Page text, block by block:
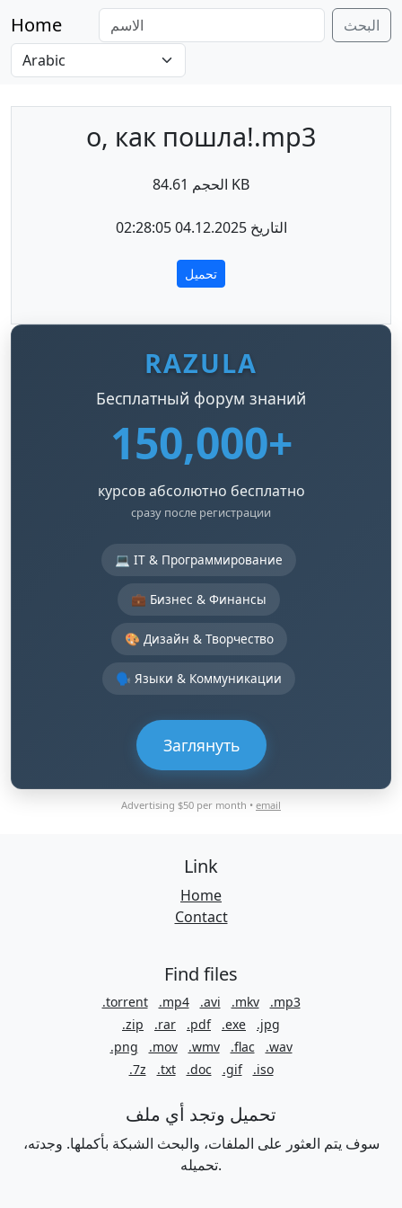
Home البحث
о, как пошла!.mp3
الحجم 84.61 KB
التاريخ 04.12.2025 02:28:05
تحميل
RAZULA
Бесплатный форум знаний
150,000+
курсов абсолютно бесплатно
сразу после регистрации
💻 IT & Программирование
💼 Бизнес & Финансы
🎨 Дизайн & Творчество
🗣️ Языки & Коммуникации
Заглянуть
Advertising $50 per month • email
Link
Home
Contact
Find files
.torrent .mp4 .avi .mkv
.mp3
.zip
.rar .pdf .exe
.jpg
.png
.mov .wmv .flac
.wav
.7z
.txt .doc .gif .iso
تحميل وتجد أي ملف
سوف يتم العثور على الملفات، والبحث الشبكة بأكملها. وجدته،
تحميله.